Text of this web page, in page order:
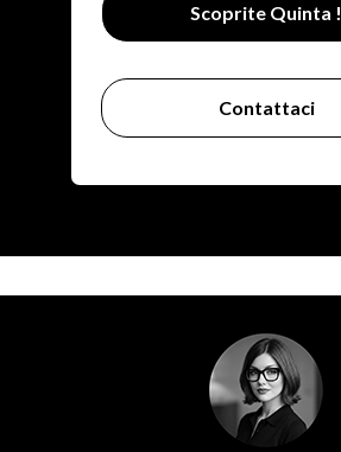
Scoprite Quinta !
Contattaci